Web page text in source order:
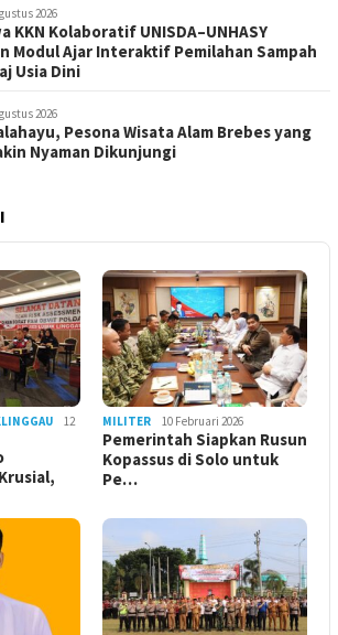
2026
KKN Kolaboratif UNISDA–UNHASY
Modul Ajar Interaktif Pemilahan Sampah
Usia Dini
2026
Pesona Wisata Alam Brebes yang
Nyaman Dikunjungi
12
MILITER 10 Februari 2026
Pemerintah Siapkan Rusun
Kopassus di Solo untuk
Pe…